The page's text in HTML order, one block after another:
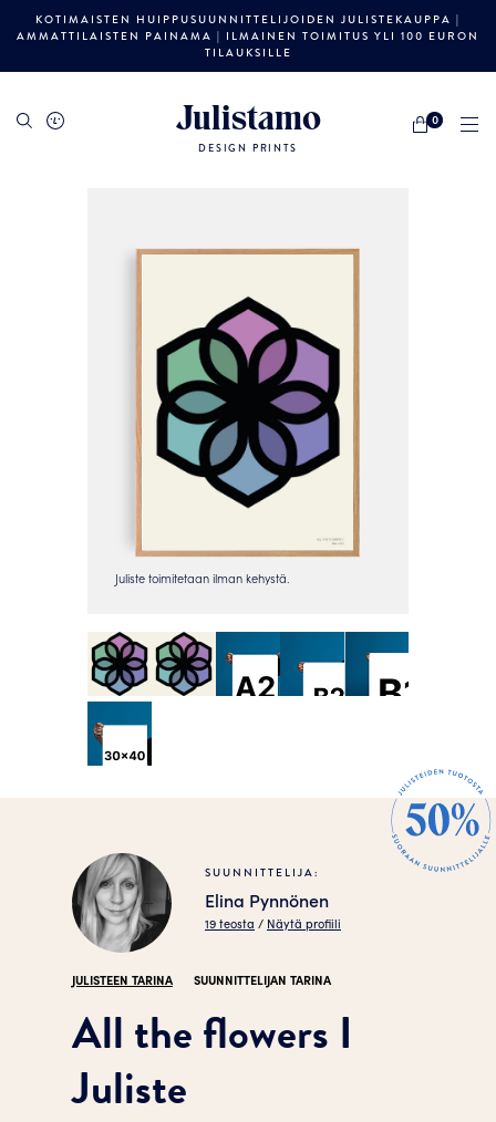
KOTIMAISTEN HUIPPUSUUNNITTELIJOIDEN JULISTEKAUPPA |
AMMATTILAISTEN PAINAMA | ILMAINEN TOIMITUS YLI 100 EURON
TILAUKSILLE
Julistamo
DESIGN PRINTS
0
SUUNNITTELIJA:
Elina Pynnönen
19 teosta / Näytä profiili
JULISTEEN TARINA SUUNNITTELIJAN TARINA
All the flowers I
Juliste